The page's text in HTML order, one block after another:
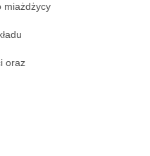
miażdżycy
oraz